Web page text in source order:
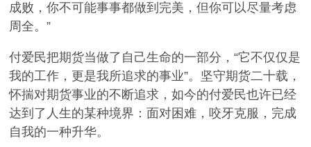
成败，你不可能事事都做到完美，但你可以尽量考虑
周全。”
付爱民把期货当做了自己生命的一部分，“它不仅仅是
我的工作，更是我所追求的事业”。坚守期货二十载，
怀揣对期货事业的不断追求，如今的付爱民也许已经
达到了人生的某种境界：面对困难，咬牙克服，完成
自我的一种升华。